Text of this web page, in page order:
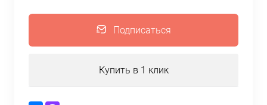
Подписаться
Купить в 1 клик